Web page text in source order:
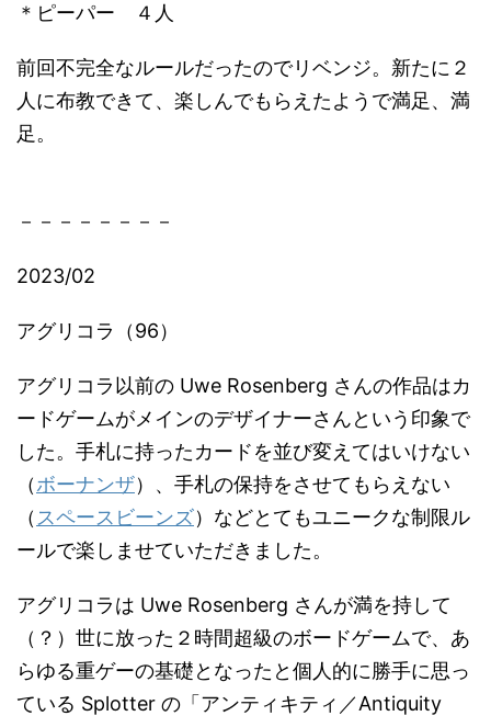
＊ピーパー ４人
前回不完全なルールだったのでリベンジ。新たに２
人に布教できて、楽しんでもらえたようで満足、満
足。
－－－－－－－－
2023/02
アグリコラ（96）
アグリコラ以前の Uwe Rosenberg さんの作品はカ
ードゲームがメインのデザイナーさんという印象で
した。手札に持ったカードを並び変えてはいけない
（ボーナンザ）、手札の保持をさせてもらえない
（ スペースビーンズ）などとてもユニークな制限ル
ールで楽しませていただきました。
アグリコラは Uwe Rosenberg さんが満を持して
（？）世に放った２時間超級のボードゲームで、あ
らゆる重ゲーの基礎となったと個人的に勝手に思っ
ている Splotter の「アンティキティ／Antiquity